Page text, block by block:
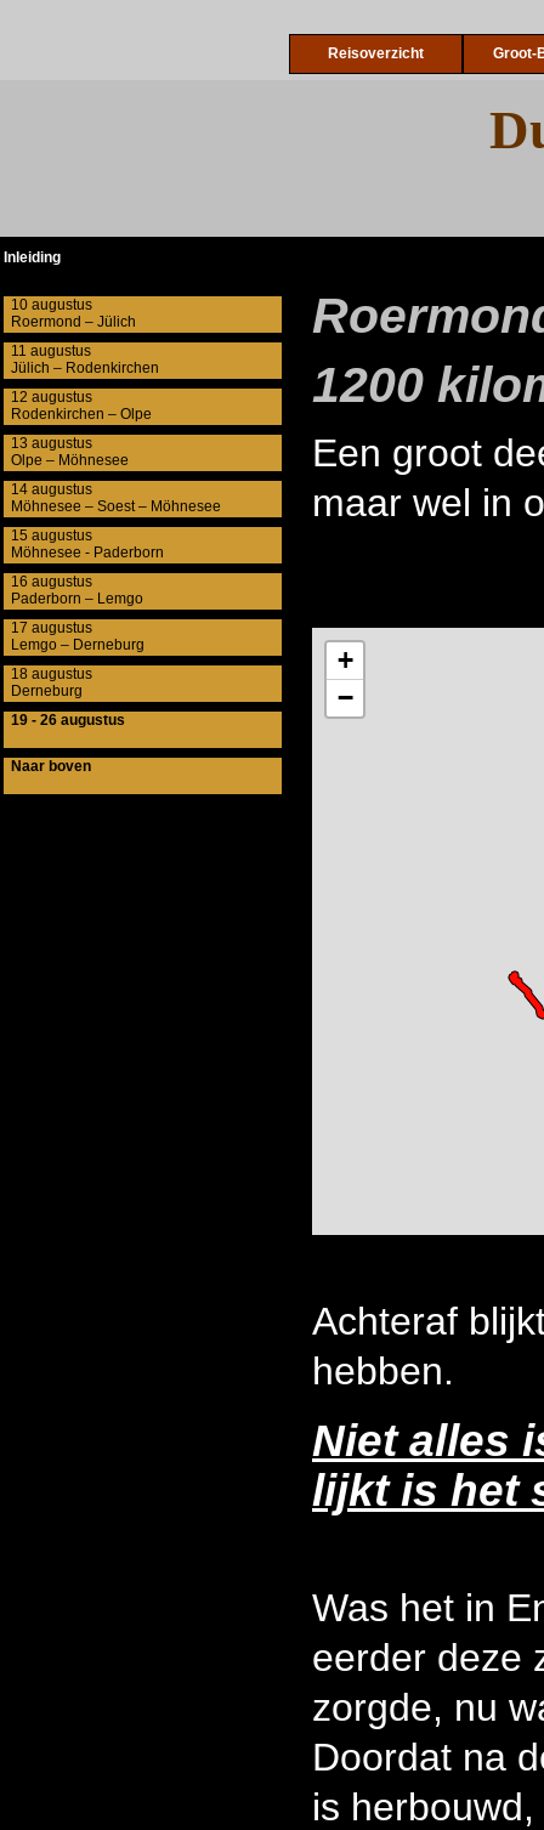
Reisoverzicht Groot-
Inleiding
10 augustus
Roermond – Jülich
11 augustus
Jülich – Rodenkirchen
12 augustus
Rodenkirchen – Olpe
13 augustus
Olpe – Möhnesee
14 augustus
Möhnesee – Soest – Möhnesee
15 augustus
Möhnesee - Paderborn
16 augustus
Paderborn – Lemgo
17 augustus
Lemgo – Derneburg
18 augustus
Derneburg
19 - 26 augustus
Naar boven
1200
Een groot
maar wel in
Achteraf
hebben.
Niet alles
lijkt is het
Was het in
eerder deze
zorgde, nu
Doordat na
is